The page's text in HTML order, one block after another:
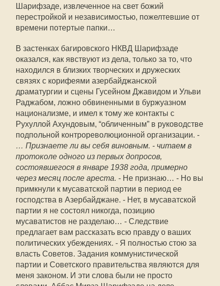
Шарифзаде, извлеченное на свет божий
перестройкой и независимостью, пожелтевшие от
времени потертые папки…
В застенках багировского НКВД Шарифзаде
оказался, как явствуют из дела, только за то, что
находился в близких творческих и дружеских
связях с корифеями азербайджанской
драматургии и сцены Гусейном Джавидом и Ульви
Раджабом, ложно обвиненными в буржуазном
национализме, и имел к тому же контакты с
Рухуллой Ахундовым, “обличенным” в руководстве
подпольной контрореволюционной организации. -
… Признаете ли вы себя виновным. - читаем в
протоколе одного из первых допросов,
состоявшегося в январе 1938 года, примерно
через месяц после ареста. - Не признаю… - Но вы
примкнули к мусаватской партии в период ее
господства в Азербайджане. - Нет, в мусаватской
партии я не состоял никогда, позицию
мусаватистов не разделаю… - Следствие
предлагает вам рассказать всю правду о ваших
политических убеждениях. - Я полностью стою за
власть Советов. Задания коммунистической
партии и Советского правительства являются для
меня законом. И эти слова были не просто